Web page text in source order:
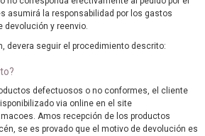
asumirá la responsabilidad por los gastos
devolución y reenvio.
devera seguir el procedimiento descrito:
defectuosos o no conformes, el cliente
via online en el site
. Amos recepción de los productos
se es provado que el motivo de devolución es